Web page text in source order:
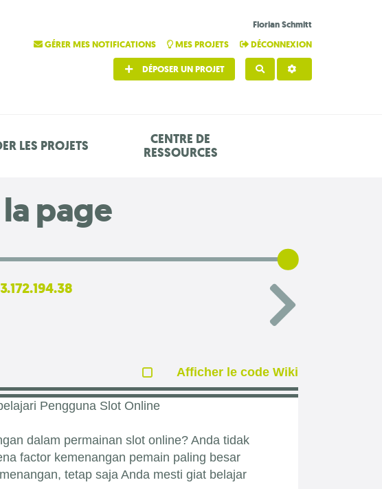
Florian Schmitt
GÉRER MES NOTIFICATIONS
MES PROJETS DÉCONNEXION
RECHERCHER
DÉPOSER UN PROJET
LES PROJETS
CENTRE DE
RESSOURCES
page
Afficher le code Wiki